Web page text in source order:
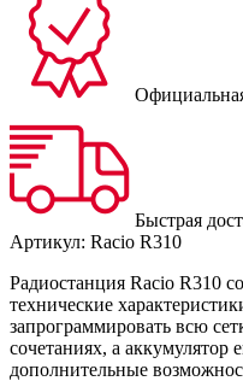
Быстрая
Артикул: Racio R310
Радиостанция Racio R310
технические
запрограммировать всю
сочетаниях, а аккумулятор
дополнительные